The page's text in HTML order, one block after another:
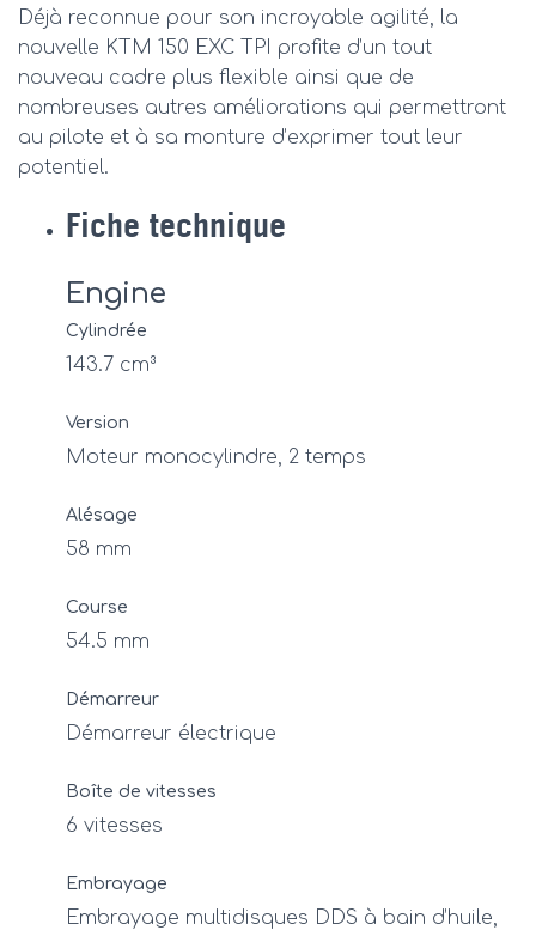
Déjà reconnue pour son incroyable agilité, la
nouvelle KTM 150 EXC TPI profite d’un tout
nouveau cadre plus flexible ainsi que de
nombreuses autres améliorations qui permettront
au pilote et à sa monture d’exprimer tout leur
potentiel.
Fiche technique
Engine
Cylindrée
143.7 cm³
Version
Moteur monocylindre, 2 temps
Alésage
58 mm
Course
54.5 mm
Démarreur
Démarreur électrique
Boîte de vitesses
6 vitesses
Embrayage
Embrayage multidisques DDS à bain d’huile,